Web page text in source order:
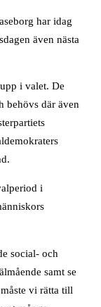
har idag
även nästa
i valet. De
behövs där även
i
social- och
samt se
vi rätta till